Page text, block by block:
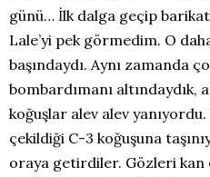
günü… İlk dalga geçip
Lale’yi pek görmedim. O
başındaydı. Aynı zamanda
bombardımanı altındaydık,
koğuşlar alev alev
çekildiği C-3 koğuşuna
oraya getirdiler. Gözleri kan